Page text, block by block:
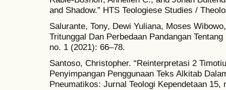
and Shadow.” HTS Teologiese Studies /
Salurante, Tony, Dewi Yuliana, Moses
Tritunggal Dan Perbedaan Pandangan
no. 1 (2021): 66–78.
Santoso, Christopher. “Reinterpretasi 2
Penyimpangan Penggunaan Teks Alkitab
Pneumatikos: Jurnal Teologi Kependetaan 15,